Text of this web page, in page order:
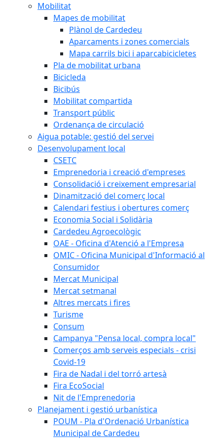
Mobilitat
Mapes de mobilitat
Plànol de Cardedeu
Aparcaments i zones comercials
Mapa carrils bici i aparcabicicletes
Pla de mobilitat urbana
Bicicleda
Bicibús
Mobilitat compartida
Transport públic
Ordenança de circulació
Aigua potable: gestió del servei
Desenvolupament local
CSETC
Emprenedoria i creació d'empreses
Consolidació i creixement empresarial
Dinamització del comerç local
Calendari festius i obertures comerç
Economia Social i Solidària
Cardedeu Agroecològic
OAE - Oficina d'Atenció a l'Empresa
OMIC - Oficina Municipal d'Informació al
Consumidor
Mercat Municipal
Mercat setmanal
Altres mercats i fires
Turisme
Consum
Campanya "Pensa local, compra local"
Comerços amb serveis especials - crisi
Covid-19
Fira de Nadal i del torró artesà
Fira EcoSocial
Nit de l'Emprenedoria
Planejament i gestió urbanística
POUM - Pla d'Ordenació Urbanística
Municipal de Cardedeu